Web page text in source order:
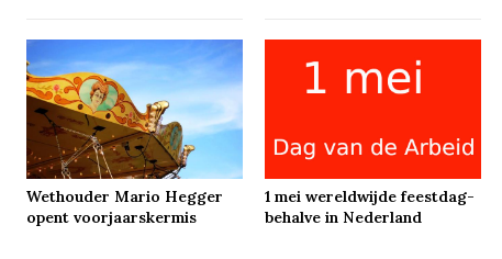
Wethouder Mario Hegger
opent voorjaarskermis
1 mei wereldwijde feestdag-
behalve in Nederland